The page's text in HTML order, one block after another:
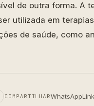
de outra forma. A
utilizada em
de saúde, como
COMPARTILHARWhatsApp